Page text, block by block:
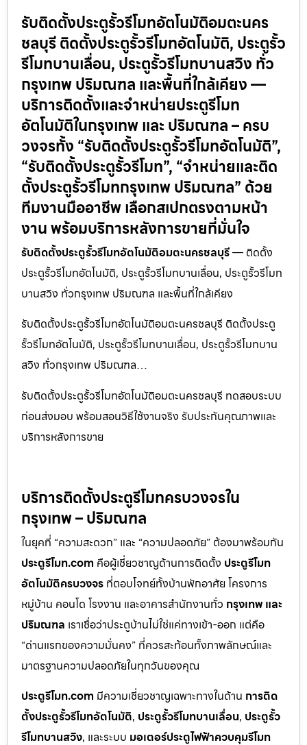
รับติดตั้งประตูรั้วรีโมทอัตโนมัติอมตะนคร
ชลบุรี ติดตั้งประตูรั้วรีโมทอัตโนมัติ, ประตูรั้ว
รีโมทบานเลื่อน, ประตูรั้วรีโมทบานสวิง ทั่ว
กรุงเทพ ปริมณฑล และพื้นที่ใกล้เคียง —
บริการติดตั้งและจำหน่ายประตูรีโมท
อัตโนมัติในกรุงเทพ และ ปริมณฑล – ครบ
วงจรทั้ง “รับติดตั้งประตูรั้วรีโมทอัตโนมัติ”,
“รับติดตั้งประตูรั้วรีโมท”, “จำหน่ายและติด
ตั้งประตูรั้วรีโมทกรุงเทพ ปริมณฑล” ด้วย
ทีมงานมืออาชีพ เลือกสเปกตรงตามหน้า
งาน พร้อมบริการหลังการขายที่มั่นใจ
รับติดตั้งประตูรั้วรีโมทอัตโนมัติอมตะนครชลบุรี— ติดตั้ง
ประตูรั้วรีโมทอัตโนมัติ, ประตูรั้วรีโมทบานเลื่อน, ประตูรั้วรีโมท
บานสวิง ทั่วกรุงเทพ ปริมณฑล และพื้นที่ใกล้เคียง
รับติดตั้งประตูรั้วรีโมทอัตโนมัติอมตะนครชลบุรี ติดตั้งประตู
รั้วรีโมทอัตโนมัติ, ประตูรั้วรีโมทบานเลื่อน, ประตูรั้วรีโมทบาน
สวิง ทั่วกรุงเทพ ปริมณฑล…
รับติดตั้งประตูรั้วรีโมทอัตโนมัติอมตะนครชลบุรี ทดสอบระบบ
ก่อนส่งมอบ พร้อมสอนวิธีใช้งานจริง รับประกันคุณภาพและ
บริการหลังการขาย
บริการติดตั้งประตูรีโมทครบวงจรใน
กรุงเทพ – ปริมณฑล
ในยุคที่ “ความสะดวก” และ “ความปลอดภัย” ต้องมาพร้อมกัน
ประตูรีโมท.com คือผู้เชี่ยวชาญด้านการติดตั้ง ประตูรีโมท
อัตโนมัติครบวงจร ที่ตอบโจทย์ทั้งบ้านพักอาศัย โครงการ
หมู่บ้าน คอนโด โรงงาน และอาคารสำนักงานทั่ว กรุงเทพ และ
ปริมณฑล เราเชื่อว่าประตูบ้านไม่ใช่แค่ทางเข้า-ออก แต่คือ
“ด่านแรกของความมั่นคง” ที่ควรสะท้อนทั้งภาพลักษณ์และ
มาตรฐานความปลอดภัยในทุกวันของคุณ
ประตูรีโมท.com มีความเชี่ยวชาญเฉพาะทางในด้าน การติด
ตั้งประตูรั้วรีโมทอัตโนมัติ, ประตูรั้วรีโมทบานเลื่อน, ประตูรั้ว
รีโมทบานสวิง, และระบบ มอเตอร์ประตูไฟฟ้าควบคุมรีโมท